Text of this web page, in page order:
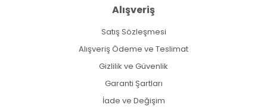
Alışveriş
Satış Sözleşmesi
Alışveriş Ödeme ve Teslimat
Gizlilik ve Güvenlik
Garanti Şartları
İade ve Değişim